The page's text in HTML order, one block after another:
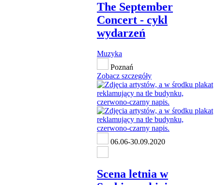
The September
Concert - cykl
wydarzeń
Muzyka
Poznań
Zobacz szczegóły
06.06-30.09.2020
Scena letnia w